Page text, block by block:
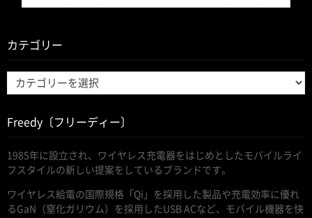
カテゴリー
リ
ー
Freedy〔フリーディー〕
1985年に設立され、ワイヤレス充電器をはじめとしたモバイルライ
フスタイルの新しい提案をしているブランドです。
ワイヤレス給電の国際規格「Qi」を採用した製品や充電効率に優れ
るGaN（窒化ガリウム）を採用したUSB ACなど、モバイル機器を快